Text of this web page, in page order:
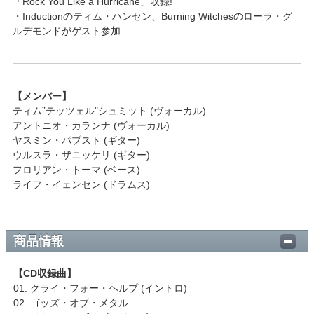
・Inductionのティム・ハンセン、Burning Witchesのローラ・グ
ルデモンドがゲスト参加
【メンバー】
ティム”テッツェル"シュミット (ヴォーカル)
アントニオ・カランナ (ヴォーカル)
ヤスミン・パブスト (ギター)
ウルスラ・ザニッケリ (ギター)
フロリアン・トーマ (ベース)
ライフ・イェンセン (ドラムス)
商品情報
【CD収録曲】
01. クライ・フォー・ヘルプ (イントロ)
02. ゴッズ・オブ・メタル